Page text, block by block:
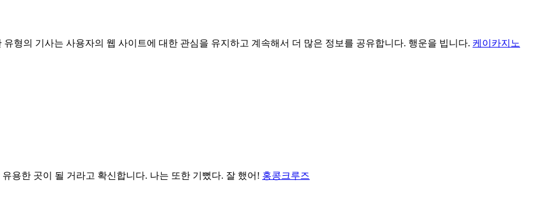
형의 기사는 사용자의 웹 사이트에 대한 관심을 유지하고 계속해서 더 많은 정보를 공유합니다. 행운을 빕니다. 케이카지노
용한 곳이 될 거라고 확신합니다. 나는 또한 기뻤다. 잘 했어! 홍콩크루즈